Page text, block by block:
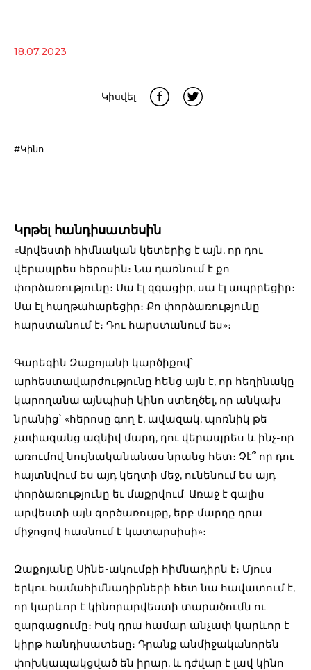
18.07.2023
Կիսվել
#Կինո
Կրթել հանդիսատեսին
«Արվեստի հիմնական կետերից է այն, որ դու
վերապրես հերոսին։ Նա դառնում է քո
փորձառությունը։ Սա էլ զգացիր, սա էլ ապրրեցիր։
Սա էլ հաղթահարեցիր։ Քո փորձառությունը
հարստանում է։ Դու հարստանում ես»։
Գարեգին Զաքոյանի կարծիքով՝
արհեստավարժությունը հենց այն է, որ հեղինակը
կարողանա այնպիսի կինո ստեղծել, որ անկախ
նրանից՝ «հերոսը գող է, ավազակ, պոռնիկ թե
չափազանց ազնիվ մարդ, դու վերապրես և ինչ-որ
առումով նույնականանաս նրանց հետ։ Չէ՞ որ դու
հայտնվում ես այդ կեղտի մեջ, ունենում ես այդ
փորձառությունը եւ մաքրվում: Առաջ է գալիս
արվեստի այն գործառույթը, երբ մարդը դրա
միջոցով հասնում է կատարսիսի»։
Զաքոյանը Սինե-ակումբի հիմնադիրն է։ Մյուս
երկու համահիմնադիրների հետ նա հավատում է,
որ կարևոր է կինորարվեստի տարածումն ու
զարգացումը։ Իսկ դրա համար անչափ կարևոր է
կիրթ հանդիսատեսը։ Դրանք անմիջականորեն
փոխկապակցված են իրար, և դժվար է լավ կինո